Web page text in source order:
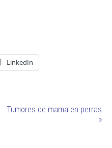
LinkedIn
Tumores de mama en perras
»